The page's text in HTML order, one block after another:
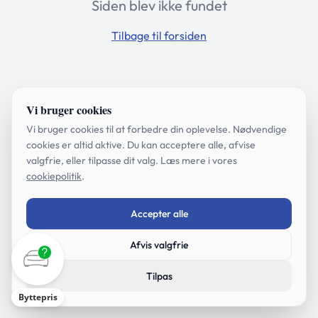
Vi bruger cookies
Vi bruger cookies til at forbedre din oplevelse. Nødvendige
cookies er altid aktive. Du kan acceptere alle, afvise
valgfrie, eller tilpasse dit valg. Læs mere i vores
cookiepolitik.
Tilpas
Afvis valgfrie
Accepter alle
Siden blev ikke fundet
Tilbage til forsiden
Byttepris